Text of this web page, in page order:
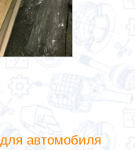
автомобиля